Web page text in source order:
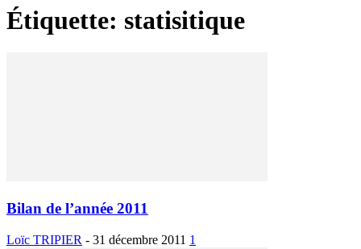
Étiquette: statisitique
Bilan de l’année 2011
Loïc TRIPIER - 31 décembre 2011 1